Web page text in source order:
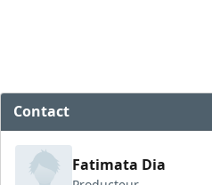
Contact
Fatimata Dia